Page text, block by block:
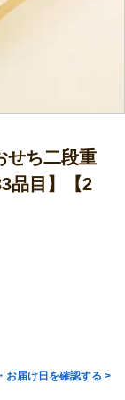
ち二段重
品目】【2
お届け日を確認する >